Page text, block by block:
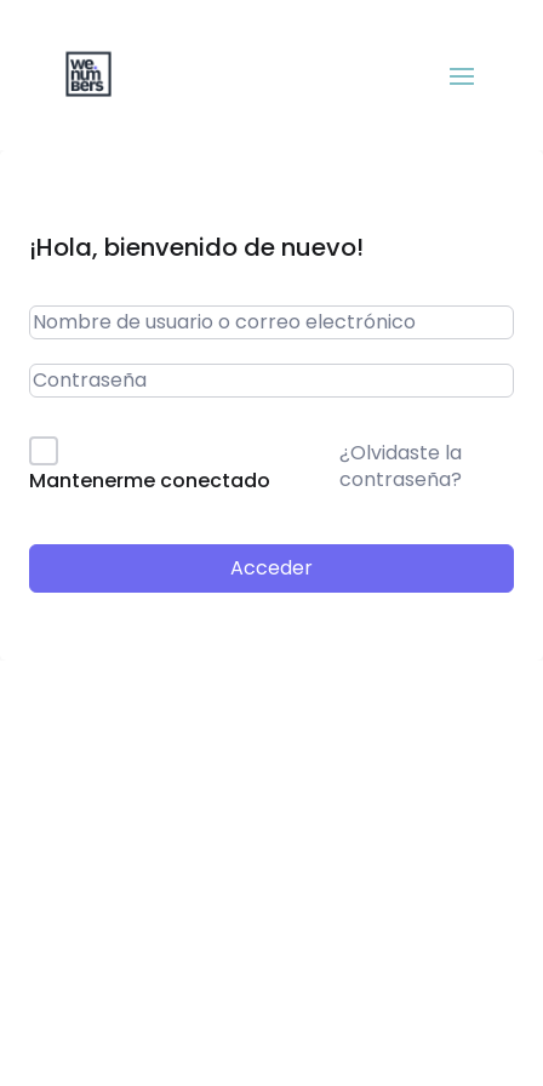
¡Hola, bienvenido de nuevo!
Mantenerme conectado
¿Olvidaste la
contraseña?
Acceder